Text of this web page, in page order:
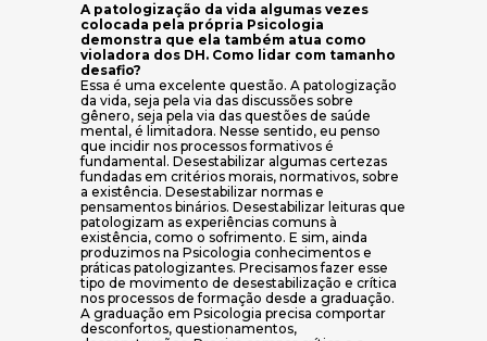
A patologização da vida algumas vezes
colocada pela própria Psicologia
demonstra que ela também atua como
violadora dos DH. Como lidar com tamanho
desafio?
Essa é uma excelente questão. A patologização
da vida, seja pela via das discussões sobre
gênero, seja pela via das questões de saúde
mental, é limitadora. Nesse sentido, eu penso
que incidir nos processos formativos é
fundamental. Desestabilizar algumas certezas
fundadas em critérios morais, normativos, sobre
a existência. Desestabilizar normas e
pensamentos binários. Desestabilizar leituras que
patologizam as experiências comuns à
existência, como o sofrimento. E sim, ainda
produzimos na Psicologia conhecimentos e
práticas patologizantes. Precisamos fazer esse
tipo de movimento de desestabilização e crítica
nos processos de formação desde a graduação.
A graduação em Psicologia precisa comportar
desconfortos, questionamentos,